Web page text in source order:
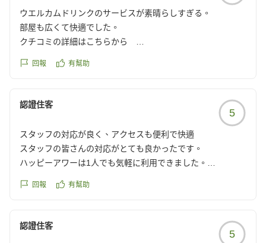
https://review.travel.rakuten.co.jp/hotel/voice/141282?
reviewId=33123478364695
ウエルカムドリンクのサービスが素晴らしすぎる。
部屋も広くて快適でした。
クチコミの詳細はこちらから
reviewId=33123478294912
回報 有幫助
認證住客
5
スタッフの対応が良く、アクセスも便利で快適
スタッフの皆さんの対応がとても良かったです。
ハッピーアワーは1人でも気軽に利用できました。
ンがほとんど品切れだったので、種類を楽しみたい方は早め
また、期待しすぎていたせいか、おかずの品数も少なく感じ
回報 有幫助
認證住客
5